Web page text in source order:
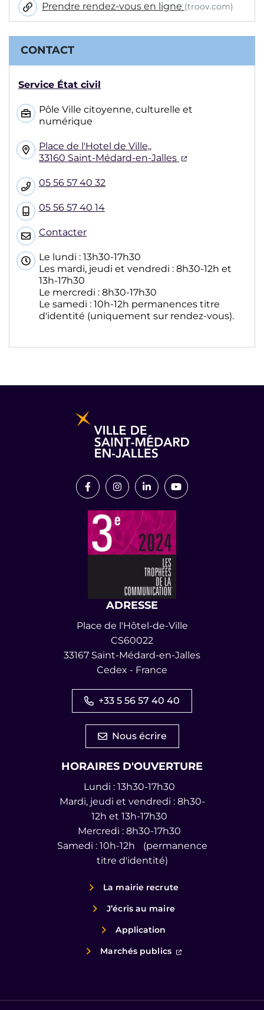
Prendre rendez-vous en ligne (troov.com)
CONTACT
Service État civil
Pôle Ville citoyenne, culturelle et
numérique
Place de l'Hotel de Ville,,
33160 Saint-Médard-en-Jalles
(ouverture
05 56 57 40 32
05 56 57 40 14
Contacter
Le lundi : 13h30-17h30
Les mardi, jeudi et vendredi : 8h30-12h et
13h-17h30
Le mercredi : 8h30-17h30
Le samedi : 10h-12h permanences titre
d'identité (uniquement sur rendez-vous).
Lien vers le compte Facebook
Lien vers le compte Instagram
Lien vers le compte
Lien vers la
ADRESSE
Place de l'Hôtel-de-Ville
CS60022
33167 Saint-Médard-en-Jalles
Cedex - France
+33 5 56 57 40 40
Nous écrire
HORAIRES D'OUVERTURE
Lundi : 13h30-17h30
Mardi, jeudi et vendredi : 8h30-
12h et 13h-17h30
Mercredi : 8h30-17h30
Samedi : 10h-12h (permanence
titre d'identité)
La mairie recrute
J’écris au maire
Application
Marchés publics
(ouverture dans